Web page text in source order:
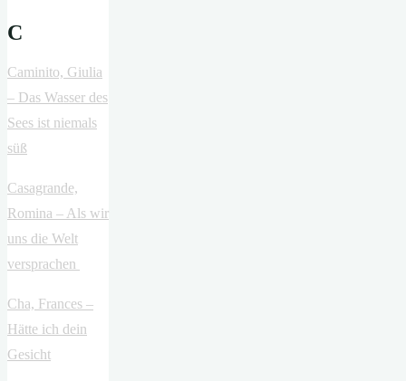
C
Caminito, Giulia
– Das Wasser des
Sees ist niemals
süß
Casagrande,
Romina – Als wir
uns die Welt
versprachen
Cha, Frances –
Hätte ich dein
Gesicht